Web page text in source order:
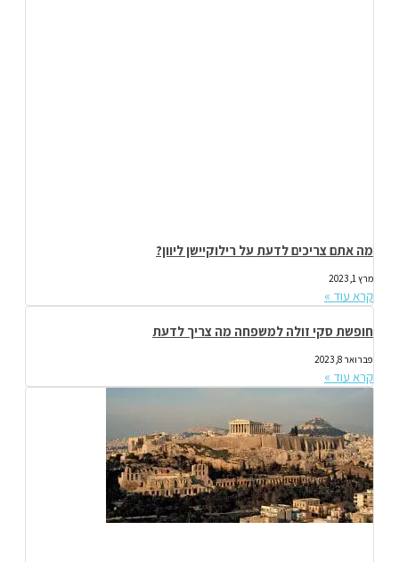
מה אתם צריכים לדעת על רילוקיישן ליוון?
מרץ 1, 2023
קרא עוד »
חופשת סקי זולה למשפחה מה צריך לדעת
פברואר 8, 2023
קרא עוד »